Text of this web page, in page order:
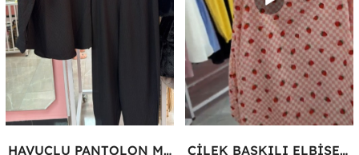
HAVUÇLU PANTOLON MİYASE TAKIM Siyah ÇİLEK BASKILI ELBİSE Bej